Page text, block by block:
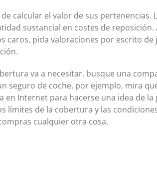
calcular el valor de sus
sustancial en costes de
pida valoraciones por escrito
va a necesitar, busque una
seguro de coche, por ejemplo, mira
en Internet para hacerse una idea de
límites de la cobertura y las
cualquier otra cosa.